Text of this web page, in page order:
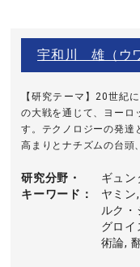
宇和川 雄（ウ
【研究テーマ】20世紀
の大戦を通じて、ヨーロ
す。テクノロジーの発達
高まりとナチズムの台頭
研究分野・
キーワード
ギュ
ヤミン
ルク
グロイ
術論,